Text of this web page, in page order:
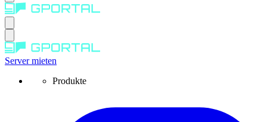
Server mieten
Produkte